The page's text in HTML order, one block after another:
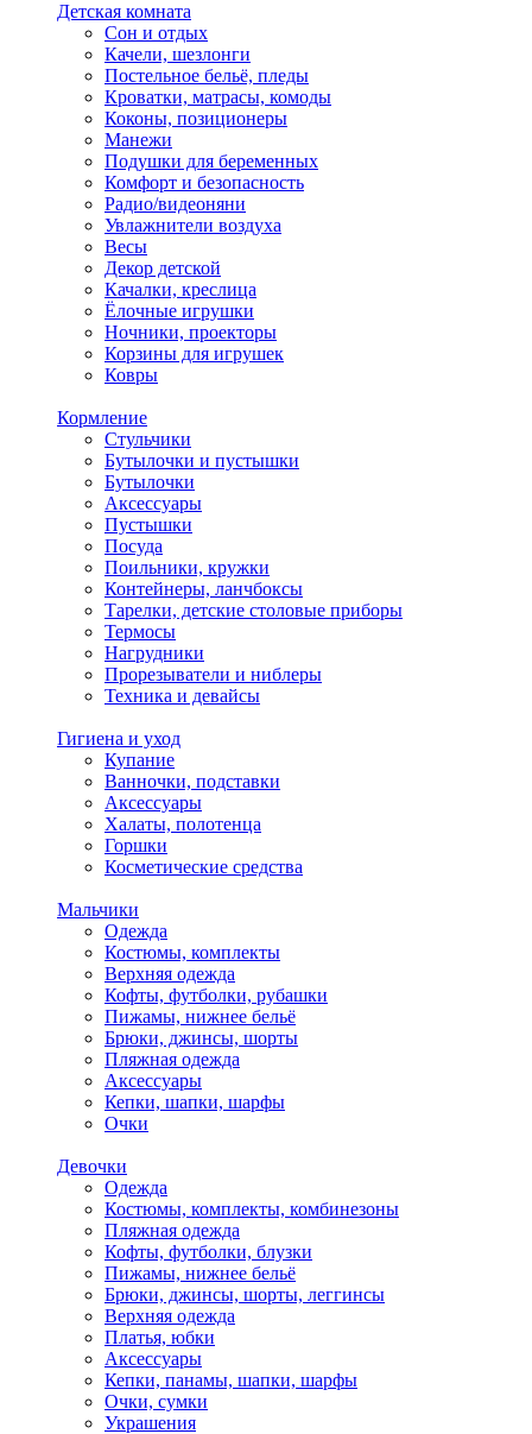
Детская комната
Сон и отдых
Качели, шезлонги
Постельное бельё, пледы
Кроватки, матрасы, комоды
Коконы, позиционеры
Манежи
Подушки для беременных
Комфорт и безопасность
Радио/видеоняни
Увлажнители воздуха
Весы
Декор детской
Качалки, креслица
Ёлочные игрушки
Ночники, проекторы
Корзины для игрушек
Ковры
Кормление
Стульчики
Бутылочки и пустышки
Бутылочки
Аксессуары
Пустышки
Посуда
Поильники, кружки
Контейнеры, ланчбоксы
Тарелки, детские столовые приборы
Термосы
Нагрудники
Прорезыватели и ниблеры
Техника и девайсы
Гигиена и уход
Купание
Ванночки, подставки
Аксессуары
Халаты, полотенца
Горшки
Косметические средства
Мальчики
Одежда
Костюмы, комплекты
Верхняя одежда
Кофты, футболки, рубашки
Пижамы, нижнее бельё
Брюки, джинсы, шорты
Пляжная одежда
Аксессуары
Кепки, шапки, шарфы
Очки
Девочки
Одежда
Костюмы, комплекты, комбинезоны
Пляжная одежда
Кофты, футболки, блузки
Пижамы, нижнее бельё
Брюки, джинсы, шорты, леггинсы
Верхняя одежда
Платья, юбки
Аксессуары
Кепки, панамы, шапки, шарфы
Очки, сумки
Украшения